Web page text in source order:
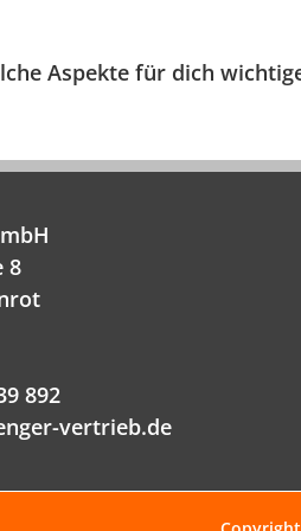
Aspekte für dich
8
892
vertrieb.de